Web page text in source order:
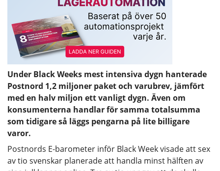
Under Black Weeks mest intensiva dygn hanterade
Postnord 1,2 miljoner paket och varubrev, jämfört
med en halv miljon ett vanligt dygn. Även om
konsumenterna handlar för samma totalsumma
som tidigare så läggs pengarna på lite billigare
varor.
Postnords E-barometer inför Black Week visade att sex
av tio svenskar planerade att handla minst hälften av